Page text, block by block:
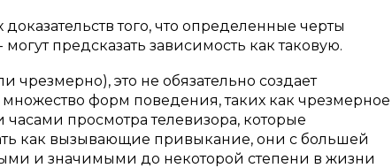
того, что определенные черты
предсказать зависимость как таковую.
чрезмерно), это не обязательно создает
множество форм поведения, таких как чрезмерное
просмотра телевизора, которые
как вызывающие привыкание, они с большей
и значимыми до некоторой степени в жизни